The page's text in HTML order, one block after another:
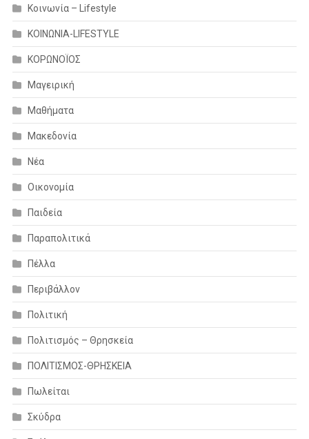
Κοινωνία – Lifestyle
ΚΟΙΝΩΝΙΑ-LIFESTYLE
ΚΟΡΩΝΟΪΟΣ
Μαγειρική
Μαθήματα
Μακεδονία
Νέα
Οικονομία
Παιδεία
Παραπολιτικά
Πέλλα
Περιβάλλον
Πολιτική
Πολιτισμός – Θρησκεία
ΠΟΛΙΤΙΣΜΟΣ-ΘΡΗΣΚΕΙΑ
Πωλείται
Σκύδρα